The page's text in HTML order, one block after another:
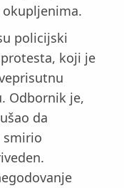
policijski
koji je
Odbornik je,
da
smirio